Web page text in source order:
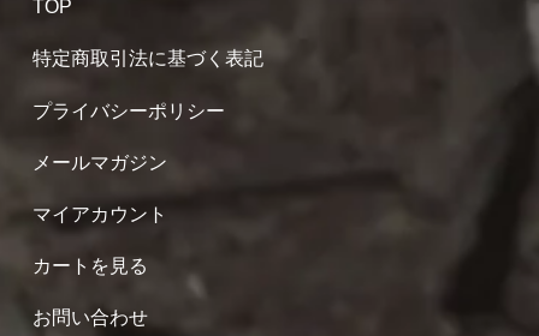
TOP
特定商取引法に基づく表記
プライバシーポリシー
メールマガジン
マイアカウント
カートを見る
お問い合わせ